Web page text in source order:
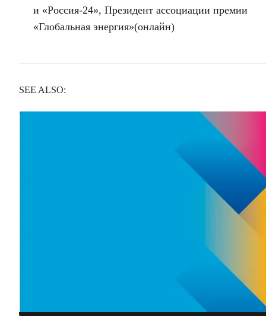
и «Россия-24», Президент ассоциации премии
«Глобальная энергия»(онлайн)
SEE ALSO: